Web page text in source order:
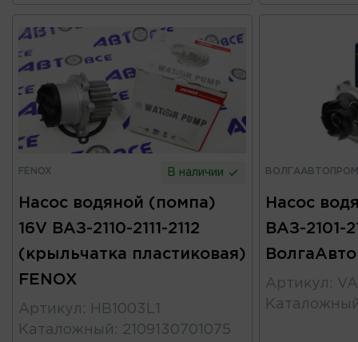
FENOX В наличии
Насос водяной (помпа)
16V ВАЗ-2110-2111-2112
(крыльчатка пластиковая)
FENOX
Артикул :
HB1003L1
Каталожный : 2109130701075
ВОЛГААВТОПРОМ
Насос
ВАЗ-2101-
Артикул :